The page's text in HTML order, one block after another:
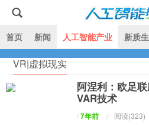
人工智能技术网
首页 新闻 人工智能产业 新质
VR|虚拟现实
阿涅利：欧足
VAR技术
/7年前 / 阅读(323)